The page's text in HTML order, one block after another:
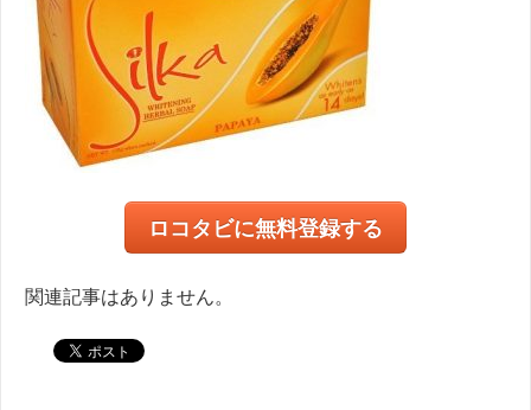
ロコタビに無料登録する
関連記事はありません。